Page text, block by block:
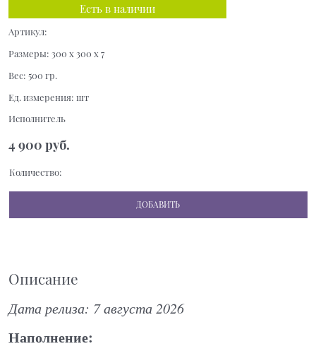
Есть в наличии
Артикул:
Размеры: 300 x 300 x 7
Вес: 500 гр.
Ед. измерения: шт
Исполнитель
4 900 руб.
Количество:
ДОБАВИТЬ
Описание
Дата релиза: 7 августа 2026
Наполнение: